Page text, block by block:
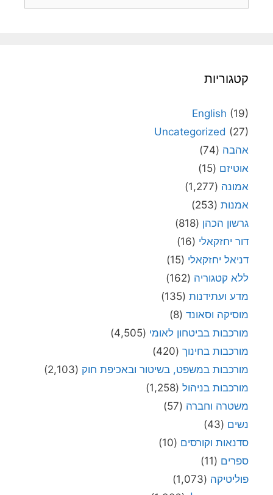
קטגוריות
English (19)
Uncategorized (27)
אהבה (74)
אוטיזם (15)
אמונה (1,277)
אמנות (253)
גרשון הכהן (818)
דור יחזקאלי (16)
דניאל יחזקאלי (15)
ללא קטגוריה (162)
מדע ועתידנות (135)
מוסיקה וסאונד (8)
מורכבות בביטחון לאומי (4,505)
מורכבות בחינוך (420)
מורכבות במשפט, בשיטור ובאכיפת חוק (2,103)
מורכבות בניהול (1,258)
משטרה וחברה (57)
נשים (43)
סדנאות וקורסים (10)
ספרים (11)
פוליטיקה (1,073)